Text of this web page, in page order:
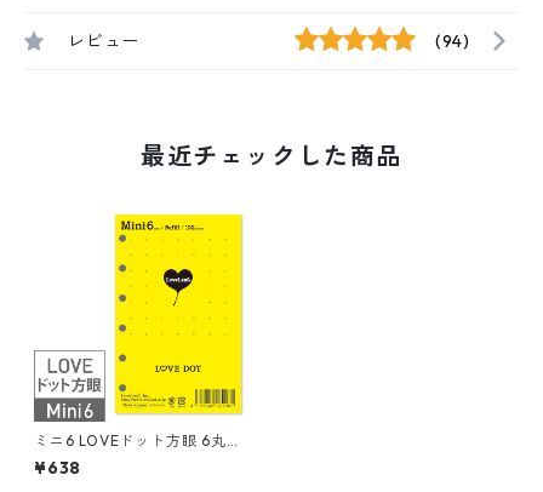
レビュー (94)
最近チェックした商品
ミニ6 LOVEドット方眼 6丸穴
100枚 システム手帳リフィル
¥638